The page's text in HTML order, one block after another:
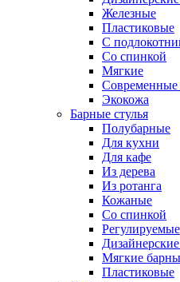
Железные
Пластиковые
С
Со спинкой
Мягкие
Современные
Экокожа
Барные стулья
Полубарные
Для кухни
Для кафе
Из дерева
Из ротанга
Кожаные
Со спинкой
Регулируемые
Мягкие
Пластиковые